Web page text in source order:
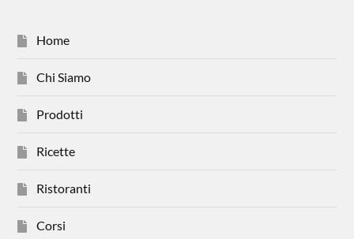
Home
Chi Siamo
Prodotti
Ricette
Ristoranti
Corsi